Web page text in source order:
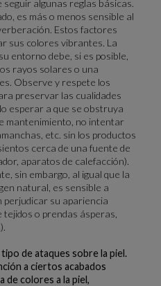
seguir algunas reglas básicas.
es más o menos sensible al
Estos factores
sus colores vibrantes. La
entorno debe, si es posible,
rayos solares o una
Observe y respete los
preservar las cualidades
esperar a que se obstruya
mantenimiento, no intentar
etc. sin los productos
cerca de una fuente de
aparatos de calefacción).
sin embargo, al igual que la
natural, es sensible a
perjudicar su apariencia
o prendas ásperas,
de ataques sobre la piel.
a ciertos acabados
de colores a la piel,